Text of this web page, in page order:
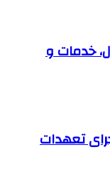
خدمات و
تعهدات